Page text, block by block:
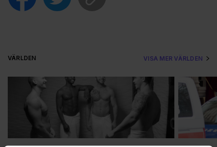
VÄRLDEN VISA MER VÄRLDEN